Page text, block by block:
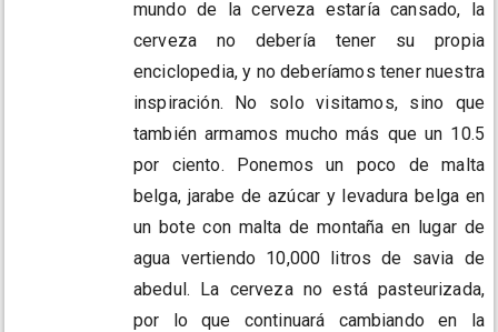
mundo de la cerveza estaría cansado, la
cerveza no debería tener su propia
enciclopedia, y no deberíamos tener nuestra
inspiración. No solo visitamos, sino que
también armamos mucho más que un 10.5
por ciento. Ponemos un poco de malta
belga, jarabe de azúcar y levadura belga en
un bote con malta de montaña en lugar de
agua vertiendo 10,000 litros de savia de
abedul. La cerveza no está pasteurizada,
por lo que continuará cambiando en la